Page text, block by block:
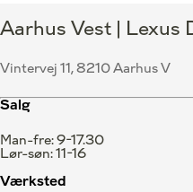
Aarhus Vest | Lexus
Vintervej 11, 8210 Aarhus V
Salg
Man-fre: 9-17.30
Lør-søn: 11-16
Værksted